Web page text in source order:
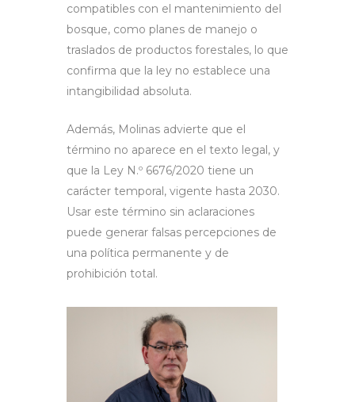
compatibles con el mantenimiento del
bosque, como planes de manejo o
traslados de productos forestales, lo que
confirma que la ley no establece una
intangibilidad absoluta.
Además, Molinas advierte que el
término no aparece en el texto legal, y
que la Ley N.º 6676/2020 tiene un
carácter temporal, vigente hasta 2030.
Usar este término sin aclaraciones
puede generar falsas percepciones de
una política permanente y de
prohibición total.